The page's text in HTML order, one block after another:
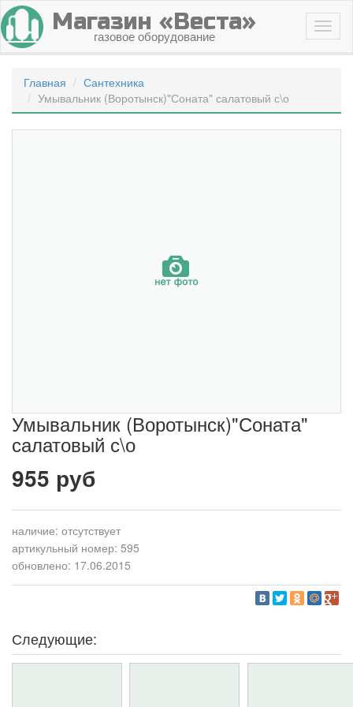
Магазин «Веста»
газовое оборудование
Главная
Сантехника
Умывальник (Воротынск)"Соната" салатовый с\о
Умывальник (Воротынск)"Соната"
салатовый с\о
955 руб
наличие: отсутствует
артикульный номер: 595
обновлено: 17.06.2015
Следующие: